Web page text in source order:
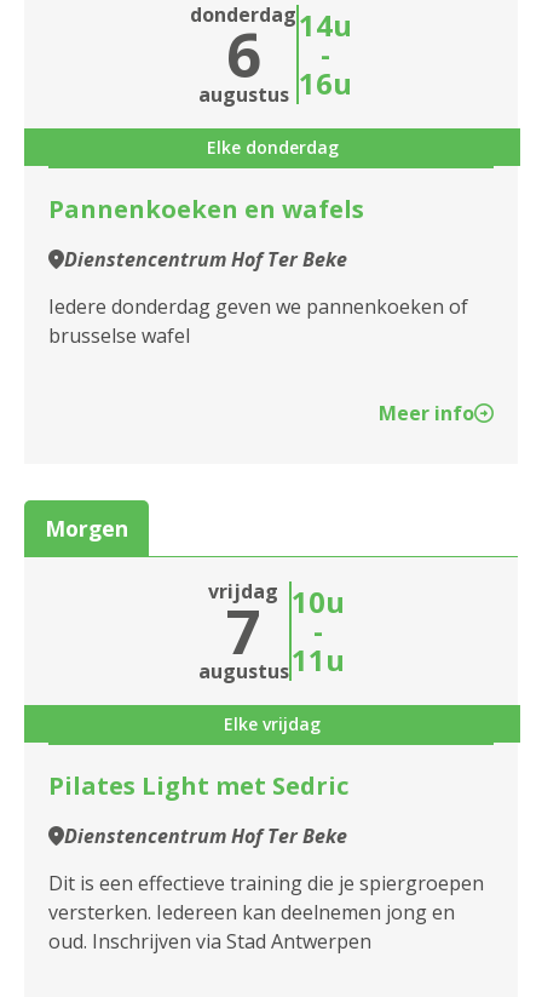
donderdag
6
augustus
14u
-
16u
Elke donderdag
Pannenkoeken en wafels
Dienstencentrum Hof Ter Beke
Iedere donderdag geven we pannenkoeken of
brusselse wafel
Meer info
Morgen
vrijdag
7
augustus
10u
-
11u
Elke vrijdag
Pilates Light met Sedric
Dienstencentrum Hof Ter Beke
Dit is een effectieve training die je spiergroepen
versterken. Iedereen kan deelnemen jong en
oud. Inschrijven via Stad Antwerpen